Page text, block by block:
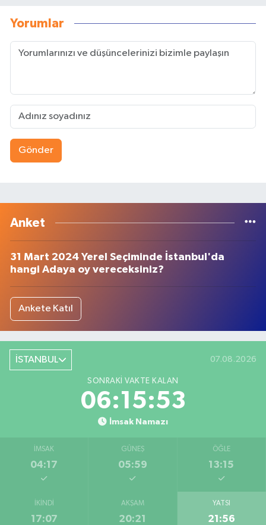
Yorumlar
Gönder
Anket
31 Mart 2024 Yerel Seçiminde İstanbul'da
hangi Adaya oy vereceksiniz?
Ankete Katıl
İSTANBUL 07.08.2026
SONRAKI VAKTE KALAN
06:15:52
İmsak Namazı
İMSAK
04:17
GÜNEŞ
05:59
ÖĞLE
13:15
İKINDI
17:07
AKŞAM
20:21
YATSI
21:56